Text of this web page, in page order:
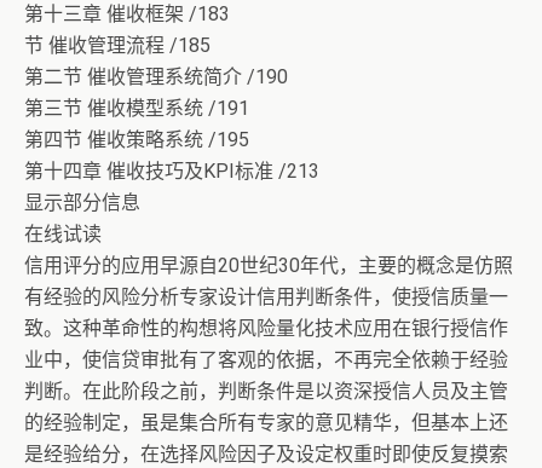
第十三章 催收框架 /183
节 催收管理流程 /185
第二节 催收管理系统简介 /190
第三节 催收模型系统 /191
第四节 催收策略系统 /195
第十四章 催收技巧及KPI标准 /213
显示部分信息
在线试读
信用评分的应用早源自20世纪30年代，主要的概念是仿照
有经验的风险分析专家设计信用判断条件，使授信质量一
致。这种革命性的构想将风险量化技术应用在银行授信作
业中，使信贷审批有了客观的依据，不再完全依赖于经验
判断。在此阶段之前，判断条件是以资深授信人员及主管
的经验制定，虽是集合所有专家的意见精华，但基本上还
是经验给分，在选择风险因子及设定权重时即使反复摸索